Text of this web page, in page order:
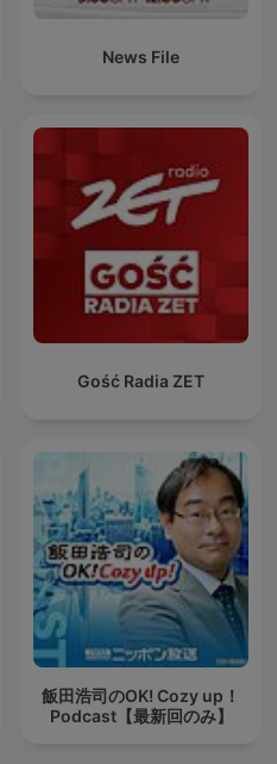
News File
Gość Radia ZET
飯田浩司のOK! Cozy up！
Podcast【最新回のみ】